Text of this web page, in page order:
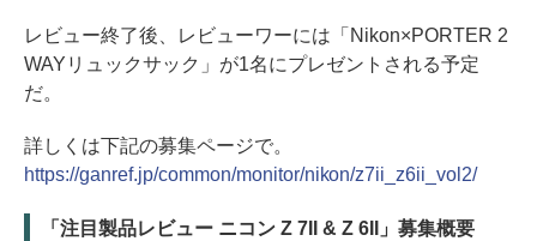
レビュー終了後、レビューワーには「Nikon×PORTER 2
WAYリュックサック」が1名にプレゼントされる予定
だ。
詳しくは下記の募集ページで。
https://ganref.jp/common/monitor/nikon/z7ii_z6ii_vol2/
「注目製品レビュー ニコン Z 7II & Z 6II」募集概要